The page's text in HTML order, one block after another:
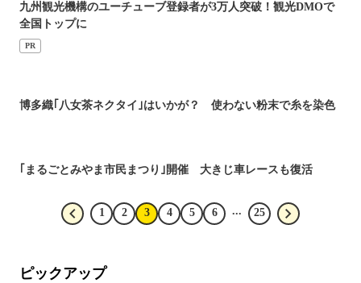
九州観光機構のユーチューブ登録者が3万人突破！観光DMOで
全国トップに
PR
博多織｢八女茶ネクタイ｣はいかが？ 使わない粉末で糸を染色
｢まるごとみやま市民まつり｣開催 大きじ車レースも復活
1 2 3 4 5 6 ... 25
ピックアップ